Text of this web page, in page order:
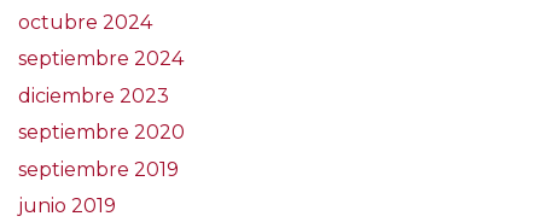
octubre 2024
septiembre 2024
diciembre 2023
septiembre 2020
septiembre 2019
junio 2019